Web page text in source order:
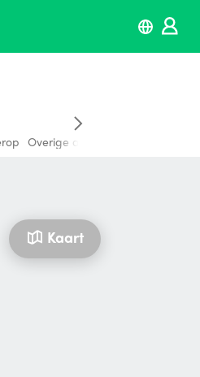
Overige aanhangers &
Kaart